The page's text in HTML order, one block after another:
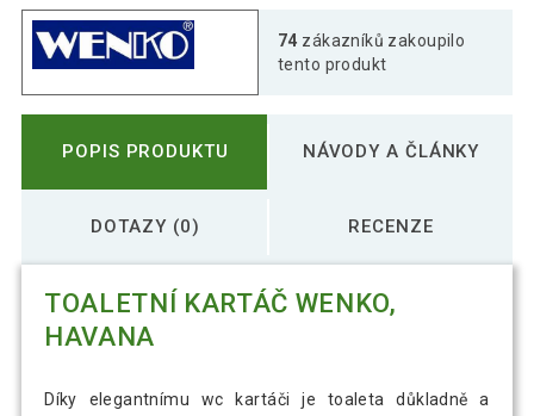
74 zákazníků zakoupilo
tento produkt
POPIS PRODUKTU NÁVODY A ČLÁNKY
DOTAZY (0) RECENZE
TOALETNÍ KARTÁČ WENKO,
HAVANA
Díky elegantnímu wc kartáči je toaleta důkladně a